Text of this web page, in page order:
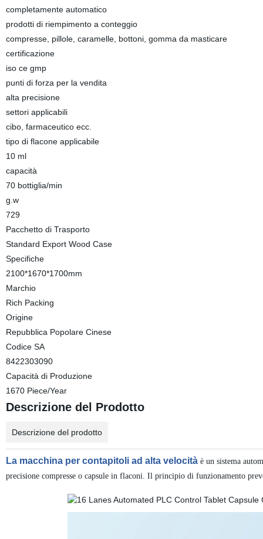
completamente automatico
prodotti di riempimento a conteggio
compresse, pillole, caramelle, bottoni, gomma da masticare
certificazione
iso ce gmp
punti di forza per la vendita
alta precisione
settori applicabili
cibo, farmaceutico ecc.
tipo di flacone applicabile
10 ml
capacità
70 bottiglia/min
g.w
729
Pacchetto di Trasporto
Standard Export Wood Case
Specifiche
2100*1670*1700mm
Marchio
Rich Packing
Origine
Repubblica Popolare Cinese
Codice SA
8422303090
Capacità di Produzione
1670 Piece/Year
Descrizione del Prodotto
Descrizione del prodotto
La macchina per contapitoli ad alta velocitàè un sistema
precisione compresse o capsule in flaconi. Il principio di funzionamento